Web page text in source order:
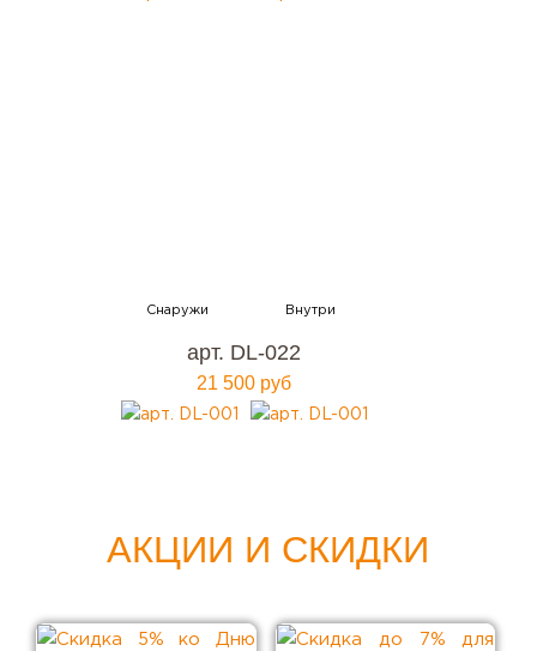
арт. DL-022
21 500 руб
АКЦИИ И СКИДКИ